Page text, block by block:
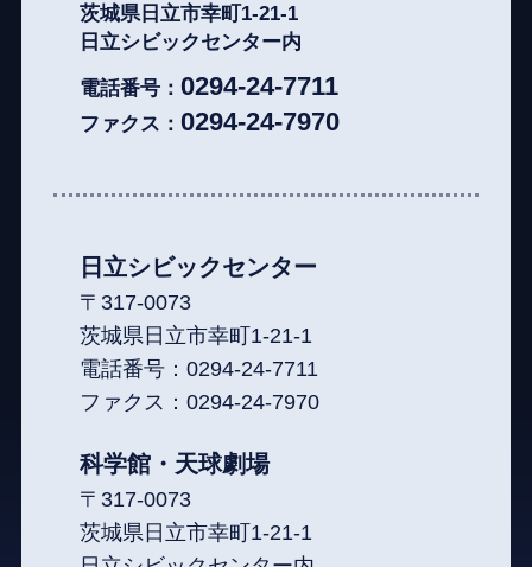
茨城県日立市幸町1-21-1
日立シビックセンター内
電話番号：0294-24-7711
ファクス：0294-24-7970
日立シビックセンター
〒317-0073
茨城県日立市幸町1-21-1
電話番号：0294-24-7711
ファクス：0294-24-7970
科学館・天球劇場
〒317-0073
茨城県日立市幸町1-21-1